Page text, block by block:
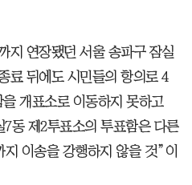
지 연장됐던 서울 송파구 잠실
료 뒤에도 시민들의 항의로 4
개표소로 이동하지 못하고
동 제2투표소의 투표함은 다른
이송을 강행하지 않을 것”이